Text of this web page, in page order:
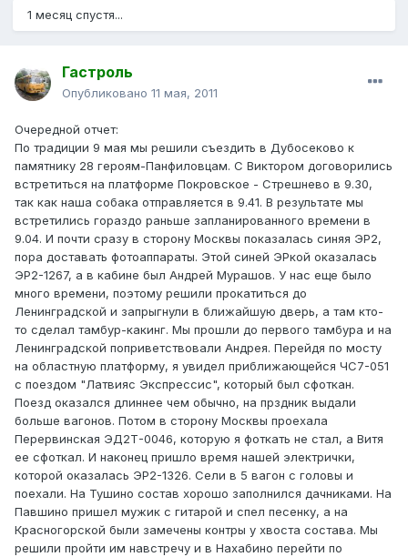
1 месяц спустя...
Гастроль
Опубликовано 11 мая, 2011
Очередной отчет:
По традиции 9 мая мы решили съездить в Дубосеково к
памятнику 28 героям-Панфиловцам. С Виктором договорились
встретиться на платформе Покровское - Стрешнево в 9.30,
так как наша собака отправляется в 9.41. В результате мы
встретились гораздо раньше запланированного времени в
9.04. И почти сразу в сторону Москвы показалась синяя ЭР2,
пора доставать фотоаппараты. Этой синей ЭРкой оказалась
ЭР2-1267, а в кабине был Андрей Мурашов. У нас еще было
много времени, поэтому решили прокатиться до
Ленинградской и запрыгнули в ближайшую дверь, а там кто-
то сделал тамбур-какинг. Мы прошли до первого тамбура и на
Ленинградской поприветствовали Андрея. Перейдя по мосту
на областную платформу, я увидел приближающейся ЧС7-051
с поездом "Латвияс Экспрессис", который был сфоткан.
Поезд оказался длиннее чем обычно, на прздник выдали
больше вагонов. Потом в сторону Москвы проехала
Перервинская ЭД2Т-0046, которую я фоткать не стал, а Витя
ее сфоткал. И наконец пришло время нашей электрички,
которой оказалась ЭР2-1326. Сели в 5 вагон с головы и
поехали. На Тушино состав хорошо заполнился дачниками. На
Павшино пришел мужик с гитарой и спел песенку, а на
Красногорской были замечены контры у хвоста состава. Мы
решили пройти им навстречу и в Нахабино перейти по